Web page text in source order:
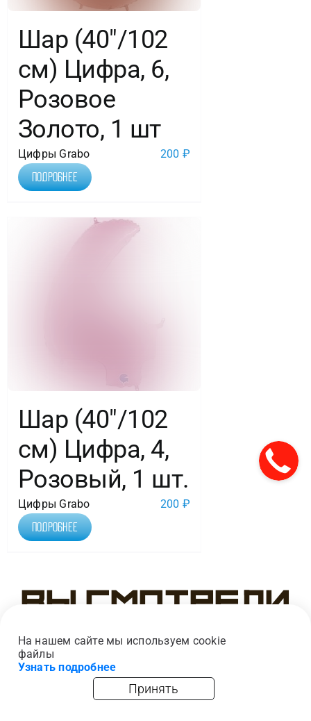
Шар (40″/102
см) Цифра, 6,
Розовое
Золото, 1 шт
Цифры Grabo 200 ₽
Подробнее
Шар (40″/102
см) Цифра, 4,
Розовый, 1 шт.
Цифры Grabo 200 ₽
Подробнее
Вы смотрели
На нашем сайте мы используем cookie
файлы
Узнать подробнее
Принять